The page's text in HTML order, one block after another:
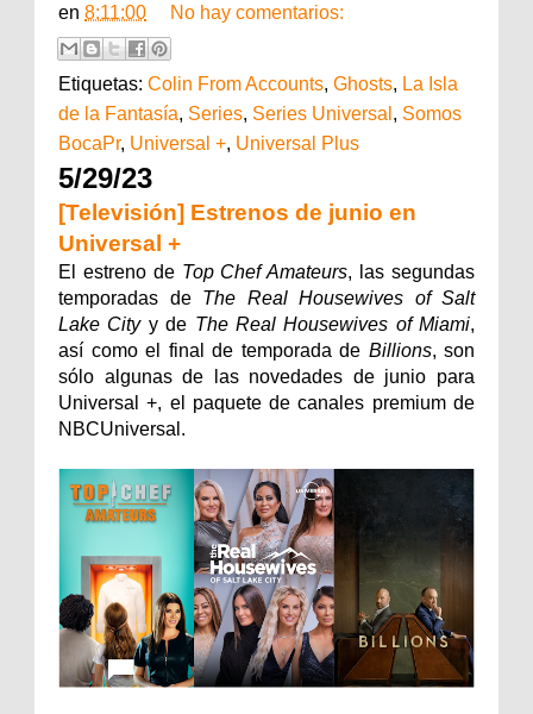
en 8:11:00 No hay comentarios:
Etiquetas: Colin From Accounts, Ghosts, La Isla
de la Fantasía, Series, Series Universal , Somos
BocaPr, Universal +, Universal Plus
5/29/23
[Televisión] Estrenos de junio en
Universal +
El estreno de Top Chef Amateurs, las segundas
temporadas de
The Real Housewives of Salt
Lake City y de The Real Housewives of Miami,
así como el final de temporada de Billions, son
sólo algunas de las novedades de junio para
Universal +, el paquete de canales premium de
NBCUniversal.